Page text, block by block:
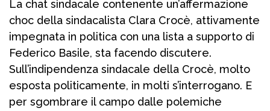
La chat sindacale contenente un’affermazione
choc della sindacalista Clara Crocè, attivamente
impegnata in politica con una lista a supporto di
Federico Basile, sta facendo discutere.
Sull’indipendenza sindacale della Crocè, molto
esposta politicamente, in molti s’interrogano. E
per sgombrare il campo dalle polemiche